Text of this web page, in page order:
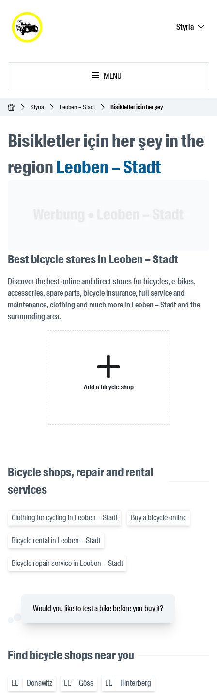
Styria
MENU
Ana SayfaStyria Leoben – Stadt Bisikletler için her şey
Bisikletler için her şey in the
regionLeoben – Stadt
Best bicycle stores in Leoben – Stadt
Discover the best online and direct stores for bicycles, e-bikes,
accessories, spare parts, bicycle insurance, full service and
maintenance, clothing and much more in Leoben – Stadt and the
surrounding area.
Add a bicycle shop
Bicycle shops, repair and rental
services
Clothing for cycling in Leoben – Stadt Buy a bicycle online
Bicycle rental in Leoben – Stadt
Bicycle repair service in Leoben – Stadt
Would you like to test a bike before you buy it?
Find bicycle shops near you
LE Donawitz LE Göss LE Hinterberg